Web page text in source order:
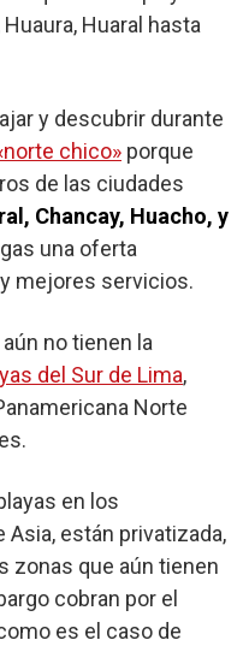
Huaral hasta
y descubrir durante
chico» porque
de las ciudades
Chancay, Huacho, y
una oferta
mejores servicios.
no tienen la
del Sur de Lima,
Norte
en los
Asia, están privatizada,
zonas que aún tienen
cobran por el
es el caso de